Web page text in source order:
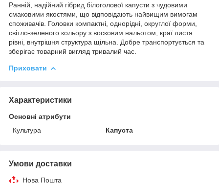
Ранній, надійний гібрид білоголової капусти з чудовими
смаковими якостями, що відповідають найвищим вимогам
споживачів. Головки компактні, однорідні, округлої форми,
світло-зеленого кольору з восковим нальотом, краї листя
рівні, внутрішня структура щільна. Добре транспортується та
зберігає товарний вигляд тривалий час.
Приховати
Характеристики
Основні атрибути
Культура
Капуста
Умови доставки
Нова Пошта